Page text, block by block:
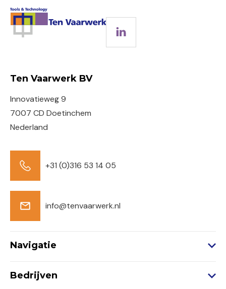
Ten Vaarwerk BV
Innovatieweg 9
7007 CD Doetinchem
Nederland
+31 (0)316 53 14 05
info@tenvaarwerk.nl
Navigatie
Manufacturing
Bedrijven